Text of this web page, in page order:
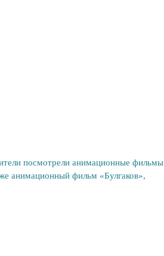
посмотрели анимационные фильмы
анимационный фильм «Булгаков»,